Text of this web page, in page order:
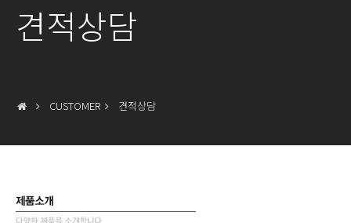
견적상담
CUSTOMER 견적상담